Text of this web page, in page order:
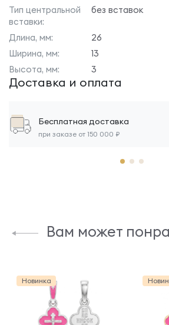
Тип центральной
вставки:
без вставок
Длина, мм:
26
Ширина, мм:
13
Высота, мм:
3
Доставка и оплата
Бесплатная доставка
при заказе от 150 000 ₽
Вам может
Новинка